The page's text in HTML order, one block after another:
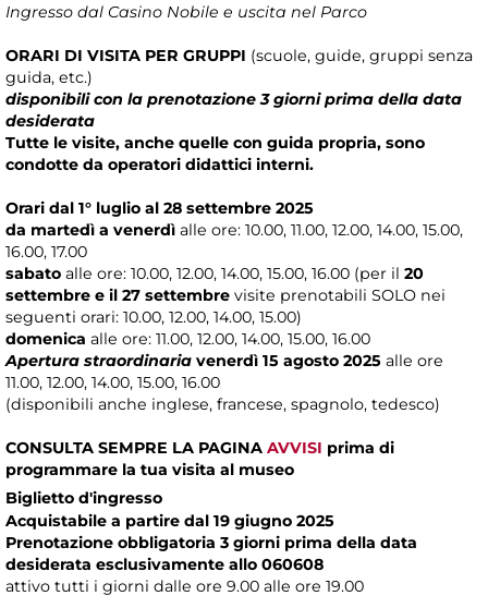
Ingresso dal Casino Nobile e uscita nel Parco
ORARI DI VISITA PER GRUPPI (scuole, guide, gruppi senza
guida, etc.)
disponibili con la prenotazione 3 giorni prima della data
desiderata
Tutte le visite, anche quelle con guida propria, sono
condotte da operatori didattici interni.
Orari dal 1° luglio al 28 settembre 2025
da martedì a venerdì alle ore: 10.00, 11.00, 12.00, 14.00, 15.00,
16.00, 17.00
sabato alle ore: 10.00, 12.00, 14.00, 15.00, 16.00 (per il 20
settembre e il 27 settembre visite prenotabili SOLO nei
seguenti orari: 10.00, 12.00, 14.00, 15.00)
domenica alle ore: 11.00, 12.00, 14.00, 15.00, 16.00
Apertura straordinaria venerdì 15 agosto 2025 alle ore
11.00, 12.00, 14.00, 15.00, 16.00
(disponibili anche inglese, francese, spagnolo, tedesco)
CONSULTA SEMPRE LA PAGINA AVVISI prima di
programmare la tua visita al museo
Biglietto d'ingresso
Acquistabile a partire dal 19 giugno 2025
Prenotazione obbligatoria 3 giorni prima della data
desiderata esclusivamente allo 060608
attivo tutti i giorni dalle ore 9.00 alle ore 19.00